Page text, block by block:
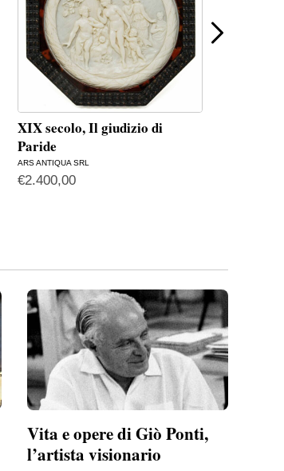
XIX secolo, Il giudizio di
Paride
ARS ANTIQUA SRL
€2.400,00
Vita e opere di Giò Ponti,
l’artista visionario